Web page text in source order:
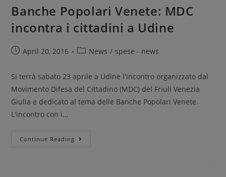
Banche Popolari Venete: MDC
incontra i cittadini a Udine
April 20, 2016 News / spese - news
Si terrà sabato 23 aprile a Udine l'incontro organizzato dal
Movimento Difesa del Cittadino (MDC) del Friuli Venezia
Giulia e dedicato al tema delle Banche Popolari Venete.
L'incontro con i…
Continue Reading